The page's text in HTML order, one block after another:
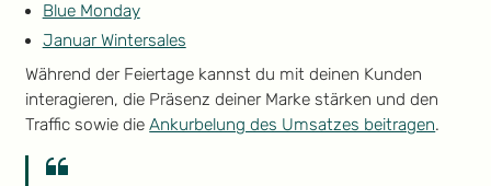
Blue Monday
Januar Wintersales
Während der Feiertage kannst du mit deinen Kunden
interagieren, die Präsenz deiner Marke stärken und den
Traffic sowie dieAnkurbelung des Umsatzes beitragen.